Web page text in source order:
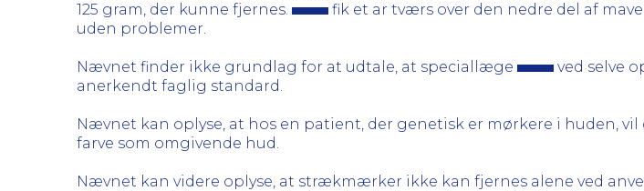
125 gram, der kunne fjernes.
fik et ar tværs over den nedre del af
uden problemer.
Nævnet finder ikke grundlag for at udtale, at speciallæge
ved selve
anerkendt faglig standard.
Nævnet kan oplyse, at hos en patient, der genetisk er mørkere i huden,
farve som omgivende hud.
Nævnet kan videre oplyse, at strækmærker ikke kan fjernes alene ved